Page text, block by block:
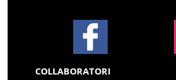
COLLABORATORI